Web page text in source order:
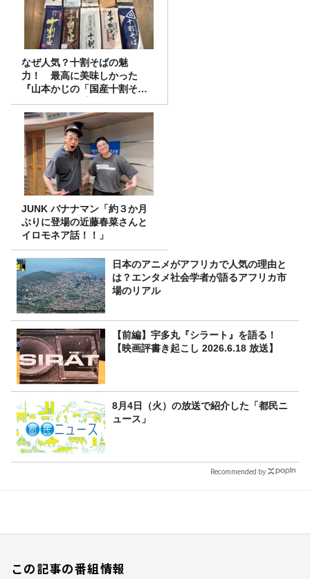
なぜ人気？十割そばの魅
力！ 最高に美味しかった
『山本かじの「国産十割そ
ば」』とは？【十割そば10種
食べ比べ】
JUNK バナナマン「約３か月
ぶりに登場の近藤春菜さんと
イロモネア話！！」
日本のアニメがアフリカで人気の理由と
は？エンタメ社会学者が語るアフリカ市
場のリアル
【前編】宇多丸『シラート』を語る！
【映画評書き起こし 2026.6.18 放送】
8月4日（火）の放送で紹介した「都民ニ
ュース」
Recommended by
この記事の番組情報